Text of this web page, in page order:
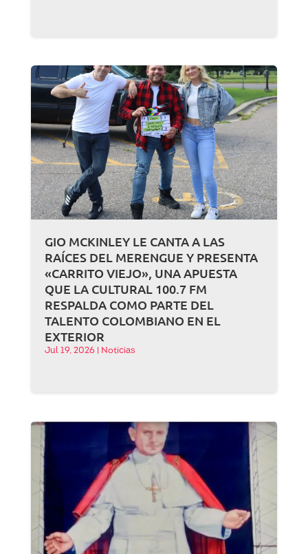
GIO MCKINLEY LE CANTA A LAS
RAÍCES DEL MERENGUE Y PRESENTA
«CARRITO VIEJO», UNA APUESTA
QUE LA CULTURAL 100.7 FM
RESPALDA COMO PARTE DEL
TALENTO COLOMBIANO EN EL
EXTERIOR
Jul 19, 2026 Noticias